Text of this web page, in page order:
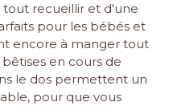
recueillir et d'une
pour les bébés et
encore à manger tout
en cours de
le dos permettent un
pour que vous